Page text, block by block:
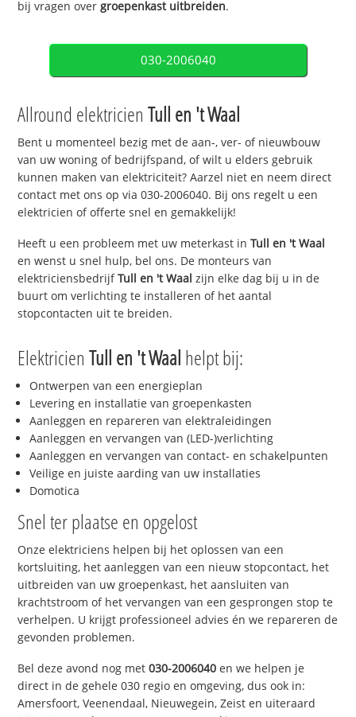
bij vragen over groepenkast uitbreiden.
030-2006040
Allround elektricienTull en 't Waal
Bent u momenteel bezig met de aan-, ver- of nieuwbouw
van uw woning of bedrijfspand, of wilt u elders gebruik
kunnen maken van elektriciteit? Aarzel niet en neem direct
contact met ons op via 030-2006040. Bij ons regelt u een
elektricien of offerte snel en gemakkelijk!
Heeft u een probleem met uw meterkast inTull en 't Waal
en wenst u snel hulp, bel ons. De monteurs van
elektriciensbedrijfTull en 't Waal zijn elke dag bij u in de
buurt om verlichting te installeren of het aantal
stopcontacten uit te breiden.
ElektricienTull en 't Waal helpt bij:
Ontwerpen van een energieplan
Levering en installatie van groepenkasten
Aanleggen en repareren van elektraleidingen
Aanleggen en vervangen van (LED-)verlichting
Aanleggen en vervangen van contact- en schakelpunten
Veilige en juiste aarding van uw installaties
Domotica
Snel ter plaatse en opgelost
Onze elektriciens helpen bij het oplossen van een
kortsluiting, het aanleggen van een nieuw stopcontact, het
uitbreiden van uw groepenkast, het aansluiten van
krachtstroom of het vervangen van een gesprongen stop te
verhelpen. U krijgt professioneel advies én we repareren de
gevonden problemen.
Bel deze avond nog met030-2006040 en we helpen je
direct in de gehele 030 regio en omgeving, dus ook in:
Amersfoort, Veenendaal, Nieuwegein, Zeist en uiteraard